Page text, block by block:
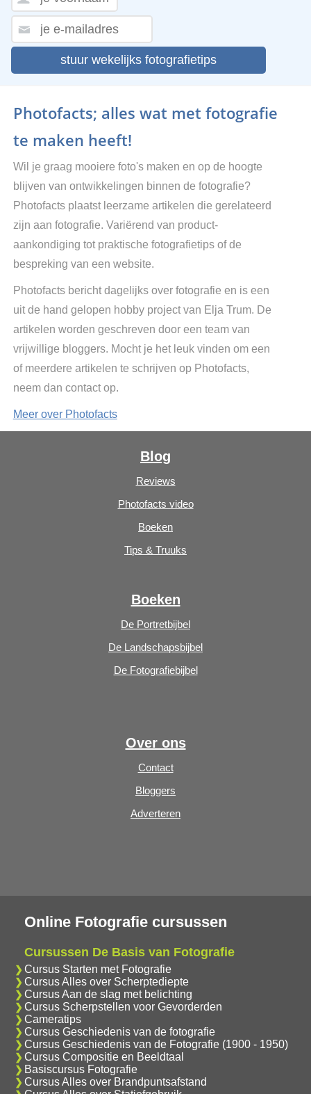
stuur wekelijks fotografietips
Photofacts; alles wat met fotografie
te maken heeft!
Wil je graag mooiere foto's maken en op de hoogte
blijven van ontwikkelingen binnen de fotografie?
Photofacts plaatst leerzame artikelen die gerelateerd
zijn aan fotografie. Variërend van product-
aankondiging tot praktische fotografietips of de
bespreking van een website.
Photofacts bericht dagelijks over fotografie en is een
uit de hand gelopen hobby project van Elja Trum. De
artikelen worden geschreven door een team van
vrijwillige bloggers. Mocht je het leuk vinden om een
of meerdere artikelen te schrijven op Photofacts,
neem dan contact op.
Meer over Photofacts
Blog
Reviews
Photofacts video
Boeken
Tips & Truuks
Boeken
De Portretbijbel
De Landschapsbijbel
De Fotografiebijbel
Over ons
Contact
Bloggers
Adverteren
Online Fotografie cursussen
Cursussen De Basis van Fotografie
Cursus Starten met Fotografie
Cursus Alles over Scherptediepte
Cursus Aan de slag met belichting
Cursus Scherpstellen voor Gevorderden
Cameratips
Cursus Geschiedenis van de fotografie
Cursus Geschiedenis van de Fotografie (1900 - 1950)
Cursus Compositie en Beeldtaal
Basiscursus Fotografie
Cursus Alles over Brandpuntsafstand